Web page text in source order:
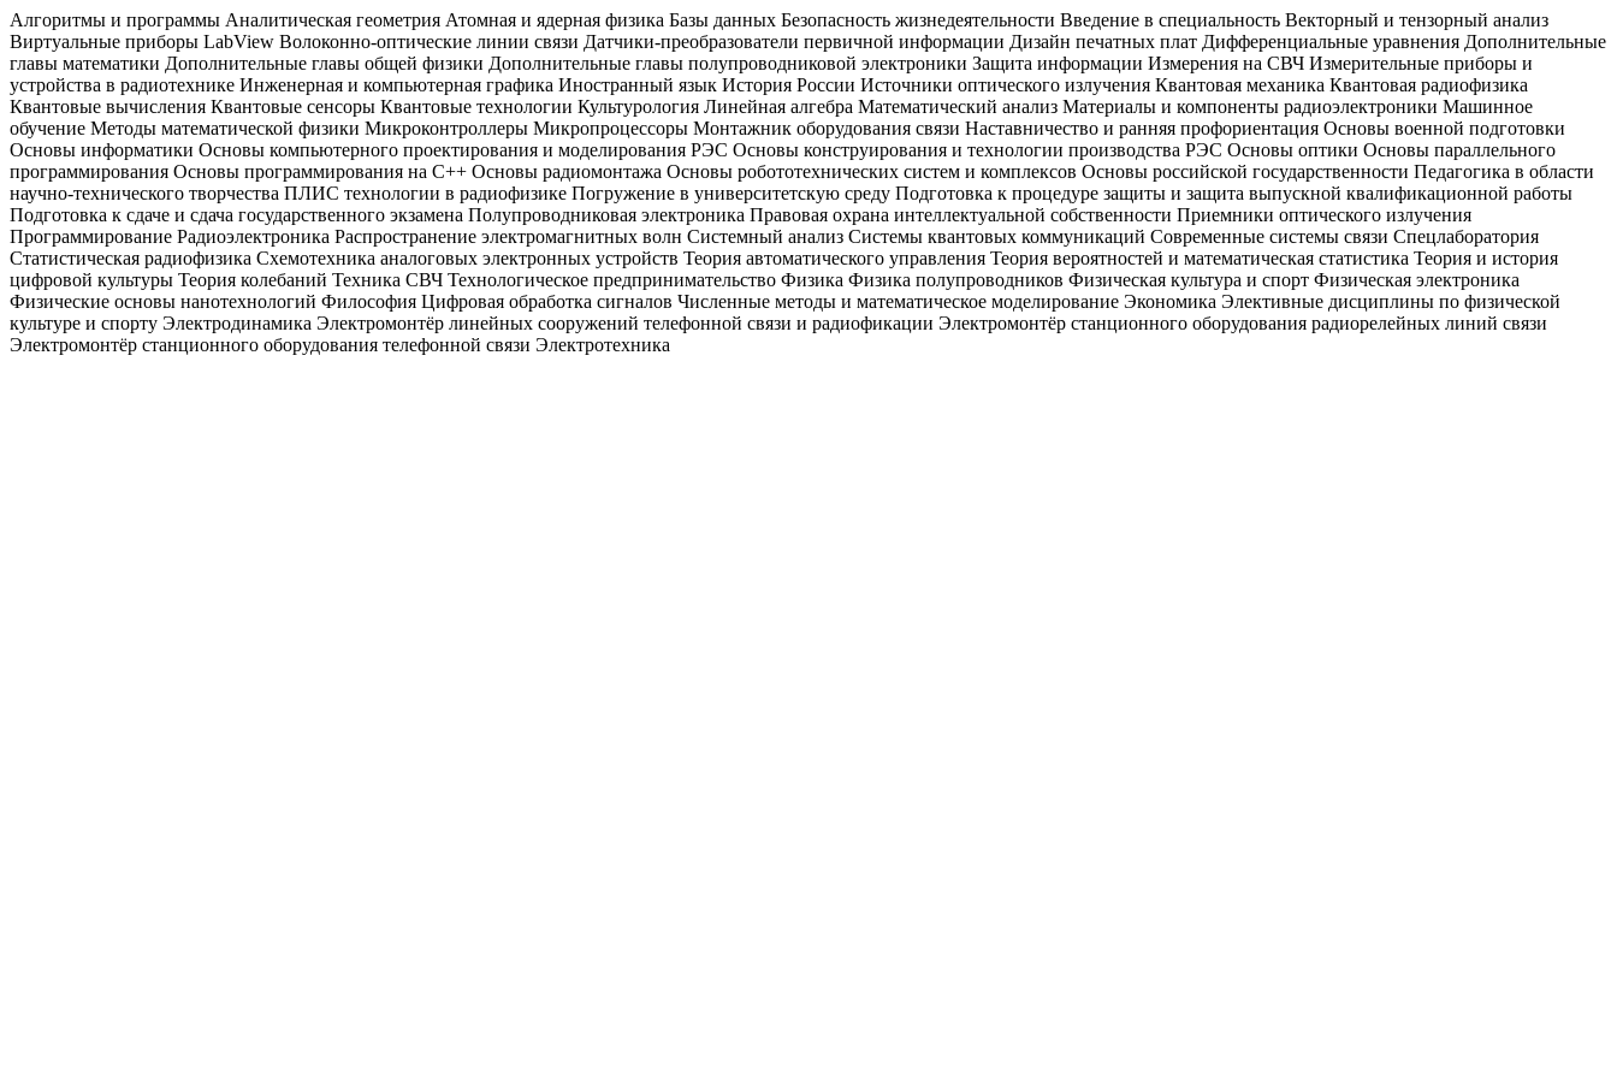
Алгоритмы и программы Аналитическая геометрия Атомная и ядерная физика Базы данных Безопасность жизнедеятельности Введение в специальность Векторный и тензорный анализ
Виртуальные приборы LabView Волоконно-оптические линии связи Датчики-преобразователи первичной информации Дизайн печатных плат Дифференциальные уравнения Дополнительные
главы математики Дополнительные главы общей физики Дополнительные главы полупроводниковой электроники Защита информации Измерения на СВЧ Измерительные приборы и
устройства в радиотехнике Инженерная и компьютерная графика Иностранный язык История России Источники оптического излучения Квантовая механика Квантовая радиофизика
Квантовые вычисления Квантовые сенсоры Квантовые технологии Культурология Линейная алгебра Математический анализ Материалы и компоненты радиоэлектроники Машинное
обучение Методы математической физики Микроконтроллеры Микропроцессоры Монтажник оборудования связи Наставничество и ранняя профориентация Основы военной подготовки
Основы информатики Основы компьютерного проектирования и моделирования РЭС Основы конструирования и технологии производства РЭС Основы оптики Основы параллельного
программирования Основы программирования на С++ Основы радиомонтажа Основы робототехнических систем и комплексов Основы российской государственности Педагогика в области
научно-технического творчества ПЛИС технологии в радиофизике Погружение в университетскую среду Подготовка к процедуре защиты и защита выпускной квалификационной работы
Подготовка к сдаче и сдача государственного экзамена Полупроводниковая электроника Правовая охрана интеллектуальной собственности Приемники оптического излучения
Программирование Радиоэлектроника Распространение электромагнитных волн Системный анализ Системы квантовых коммуникаций Современные системы связи Спецлаборатория
Статистическая радиофизика Схемотехника аналоговых электронных устройств Теория автоматического управления Теория вероятностей и математическая статистика Теория и история
цифровой культуры Теория колебаний Техника СВЧ Технологическое предпринимательство Физика Физика полупроводников Физическая культура и спорт Физическая электроника
Физические основы нанотехнологий Философия Цифровая обработка сигналов Численные методы и математическое моделирование Экономика Элективные дисциплины по физической
культуре и спорту Электродинамика Электромонтёр линейных сооружений телефонной связи и радиофикации Электромонтёр станционного оборудования радиорелейных линий связи
Электромонтёр станционного оборудования телефонной связи Электротехника